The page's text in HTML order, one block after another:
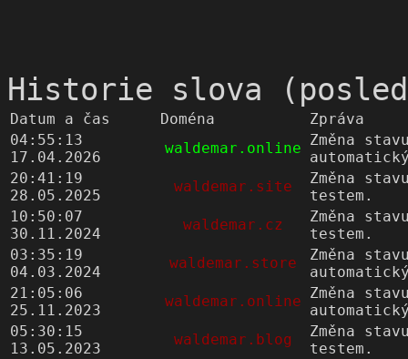
Historie slova
Datum a čas Doména
Zpráva
04:55:13
17.04.2026
waldemar.online Změna
20:41:19
28.05.2025
waldemar.site
Změna
testem.
10:50:07
30.11.2024
waldemar.cz
Změna
testem.
03:35:19
04.03.2024
waldemar.store
Změna
21:05:06
25.11.2023
waldemar.online Změna
05:30:15
13.05.2023
waldemar.blog
Změna
testem.